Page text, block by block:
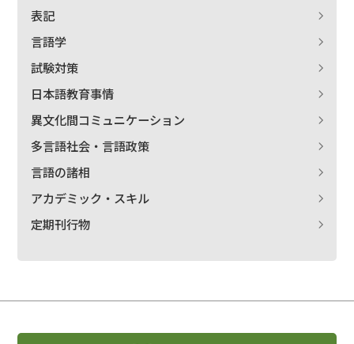
表記
言語学
試験対策
日本語教育事情
異文化間コミュニケーション
多言語社会・言語政策
言語の諸相
アカデミック・スキル
定期刊行物